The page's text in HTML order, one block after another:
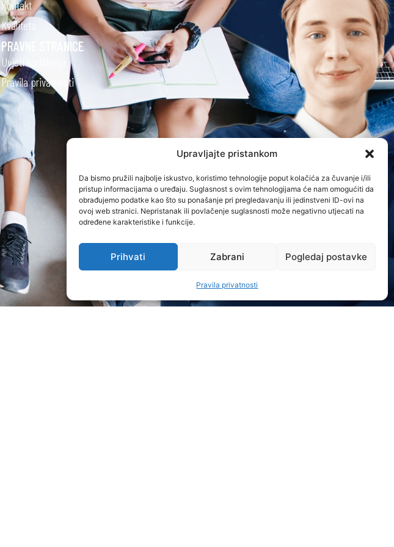
Upravljajte pristankom
Da bismo pružili najbolje iskustvo, koristimo tehnologije poput kolačića za čuvanje i/ili
pristup informacijama o uređaju. Suglasnost s ovim tehnologijama će nam omogućiti da
obrađujemo podatke kao što su ponašanje pri pregledavanju ili jedinstveni ID-ovi na
ovoj web stranici. Nepristanak ili povlačenje suglasnosti može negativno utjecati na
određene karakteristike i funkcije.
Prihvati Zabrani Pogledaj postavke
Pravila privatnosti
Kontakt
Kvaliteta
PRAVNE STRANICE
Uvjeti korištenja
Pravila privatnosti